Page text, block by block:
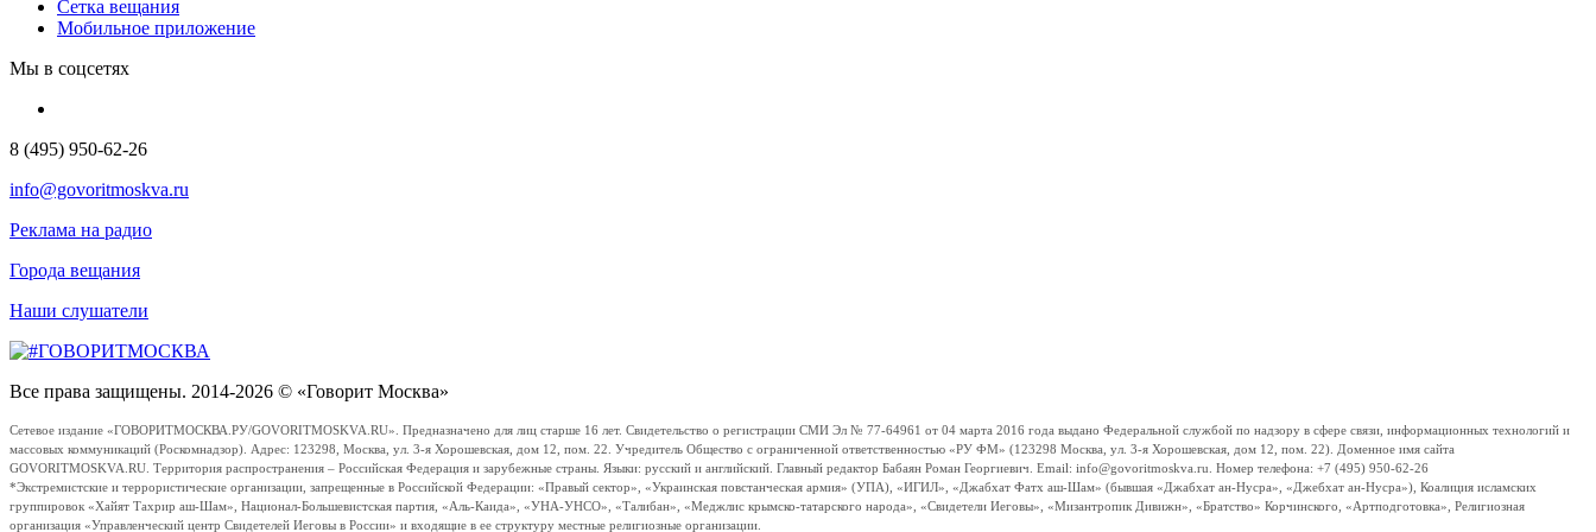
Сетка вещания
Мобильное приложение
Мы в соцсетях
8 (495) 950-62-26
info@govoritmoskva.ru
Реклама на радио
Города вещания
Наши слушатели
Все права защищены. 2014-2026 © «Говорит Москва»
Сетевое издание «ГОВОРИТМОСКВА.РУ/GOVORITMOSKVA.RU». Предназначено для лиц старше 16 лет. Свидетельство о регистрации СМИ Эл № 77-64961 от 04 марта 2016 года выдано Федеральной службой по надзору в сфере связи, информационных технологий и
массовых коммуникаций (Роскомнадзор). Адрес: 123298, Москва, ул. 3-я Хорошевская, дом 12, пом. 22. Учредитель Общество с ограниченной ответственностью «РУ ФМ» (123298 Москва, ул. 3-я Хорошевская, дом 12, пом. 22). Доменное имя сайта
GOVORITMOSKVA.RU. Территория распространения – Российская Федерация и зарубежные страны. Языки: русский и английский. Главный редактор Бабаян Роман Георгиевич. Email: info@govoritmoskva.ru. Номер телефона: +7 (495) 950-62-26
*Экстремистские и террористические организации, запрещенные в Российской Федерации: «Правый сектор», «Украинская повстанческая армия» (УПА), «ИГИЛ», «Джабхат Фатх аш-Шам» (бывшая «Джабхат ан-Нусра», «Джебхат ан-Нусра»), Коалиция исламских
группировок «Хайят Тахрир аш-Шам», Национал-Большевистская партия, «Аль-Каида», «УНА-УНСО», «Талибан», «Меджлис крымско-татарского народа», «Свидетели Иеговы», «Мизантропик Дивижн», «Братство» Корчинского, «Артподготовка», Религиозная
организация «Управленческий центр Свидетелей Иеговы в России» и входящие в ее структуру местные религиозные организации.